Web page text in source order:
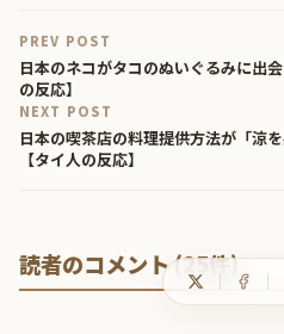
PREV POST
日本のネコがタコのぬいぐるみに出
の反応】
NEXT POST
日本の喫茶店の料理提供方法が「涼
【タイ人の反応】
読者のコメント (25件)